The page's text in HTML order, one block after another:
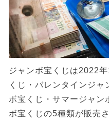
ジャンボ宝くじは2022
くじ・バレンタインジ
ボ宝くじ・サマージャン
ボ宝くじの5種類が販売